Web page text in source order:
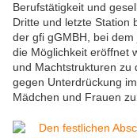
Berufstätigkeit und
Dritte und letzte Station
der gfi gGMBH, bei
die Möglichkeit eröffnet
und Machtstrukturen zu
gegen Unterdrückung
Mädchen und Frauen